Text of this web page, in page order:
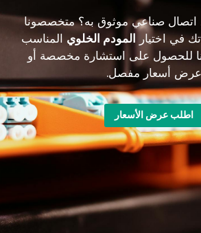
صناعي موثوق به؟ متخصصونا
في اختيار المودم الخلوي المناسب
للحصول على استشارة مخصصة أو
عرض أسعار مفصل.
اطلب عرض الأسعار